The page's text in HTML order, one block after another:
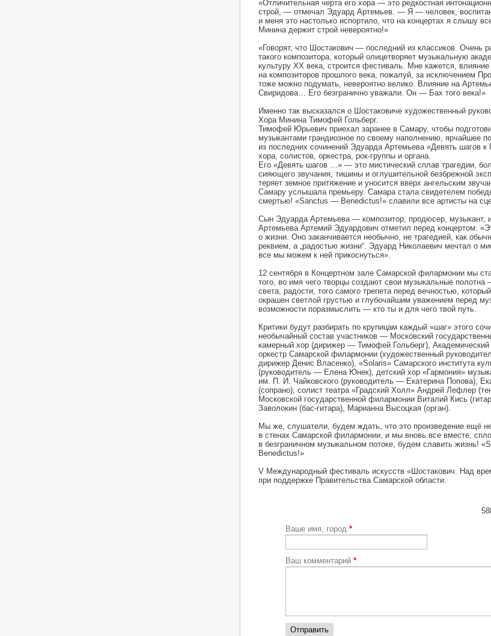
«Отличительная черта его хора — это редкостная
строй, — отмечал Эдуард Артемьев. — Я — человек,
и меня это настолько испортило, что на концертах я слышу
Минина держит строй невероятно!»
«Говорят, что Шостакович — последний из классиков. Очень
такого композитора, который олицетворяет музыкальную
культуру ХХ века, строится фестиваль. Мне кажется,
на композиторов прошлого века, пожалуй, за исключением
тоже можно подумать, невероятно велико. Влияние на
Свиридова… Его безгранично уважали. Он — Бах того века!»
Именно так высказался о Шостаковиче художественный
Хора Минина Тимофей Гольберг.
Тимофей Юрьевич приехал заранее в Самару, чтобы
музыкантами грандиозное по своему наполнению, ярчайшее
из последних сочинений Эдуарда Артемьева «Девять шагов
хора, солистов, оркестра, рок-группы и органа.
Его «Девять шагов …» — это мистический сплав трагедии,
сияющего звучания, тишины и оглушительной безбрежной
теряет земное притяжение и уносится вверх ангельским
Самару услышала премьеру. Самара стала свидетелем
смертью! «Sanctus — Benedictus!» славили все артисты на
Сын Эдуарда Артемьева — композитор, продюсер, музыкант,
Артемьева Артемий Эдуардович отметил перед концертом:
о жизни. Оно заканчивается необычно, не трагедией, как
реквием, а „радостью жизни“. Эдуард Николаевич мечтал о
все мы можем к ней прикоснуться».
12 сентября в Концертном зале Самарской филармонии мы
того, во имя чего творцы создают свои музыкальные
света, радости, того самого трепета перед вечностью,
окрашен светлой грустью и глубочайшим уважением перед
возможности поразмыслить — кто ты и для чего твой путь.
Критики будут разбирать по крупицам каждый «шаг» этого
необычайный состав участников — Московский
камерный хор (дирижер — Тимофей Гольберг),
оркестр Самарской филармонии (художественный
дирижер Денис Власенко), «Solaris» Самарского института
(руководитель — Елена Юнек), детский хор «Гармония»
им. П. И. Чайковского (руководитель — Екатерина Попова),
(сопрано), солист театра «Градский Холл» Андрей Лефлер
Московской государственной филармонии Виталий Кись
Заволокин (бас-гитара), Марианна Высоцкая (орган).
Мы же, слушатели, будем ждать, что это произведение ещё не
в стенах Самарской филармонии, и мы вновь все вместе,
в безграничном музыкальном потоке, будем славить жизнь!
Benedictus!»
V Международный фестиваль искусств «Шостакович. Над
при поддержке Правительства Самарской области.
Ваше имя, город *
Ваш комментарий *